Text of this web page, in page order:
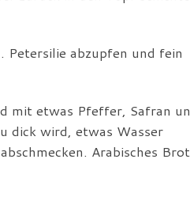
Petersilie abzupfen und fein
mit etwas Pfeffer, Safran
dick wird, etwas Wasser
Arabisches Brot